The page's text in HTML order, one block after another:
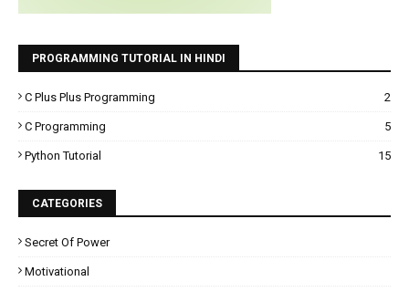
PROGRAMMING TUTORIAL IN HINDI
C Plus Plus Programming 2
C Programming 5
Python Tutorial 15
CATEGORIES
Secret Of Power
Motivational